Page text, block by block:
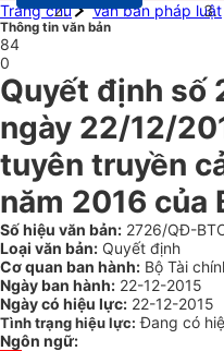
Trang chủ
Văn bản pháp luật
Thông tin văn bản
84
0
Quyết định số
ngày 22/12/
tuyên truyền
năm 2016 của
Số hiệu văn bản: 2726/QĐ-
Loại văn bản: Quyết định
Cơ quan ban hành: Bộ Tài
Ngày ban hành: 22-12-2015
Ngày có hiệu lực: 22-12-2015
Tình trạng hiệu lực: Đang có
Ngôn ngữ: